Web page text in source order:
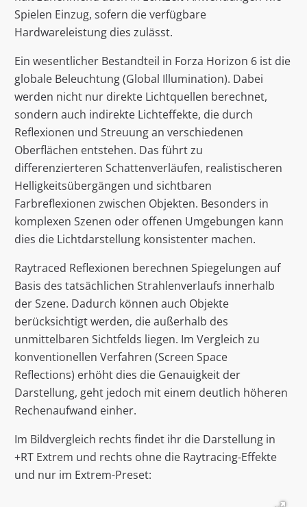
Spielen Einzug, sofern die verfügbare
Hardwareleistung dies zulässt.
Ein wesentlicher Bestandteil in Forza Horizon 6 ist die
globale Beleuchtung (Global Illumination). Dabei
werden nicht nur direkte Lichtquellen berechnet,
sondern auch indirekte Lichteffekte, die durch
Reflexionen und Streuung an verschiedenen
Oberflächen entstehen. Das führt zu
differenzierteren Schattenverläufen, realistischeren
Helligkeitsübergängen und sichtbaren
Farbreflexionen zwischen Objekten. Besonders in
komplexen Szenen oder offenen Umgebungen kann
dies die Lichtdarstellung konsistenter machen.
Raytraced Reflexionen berechnen Spiegelungen auf
Basis des tatsächlichen Strahlenverlaufs innerhalb
der Szene. Dadurch können auch Objekte
berücksichtigt werden, die außerhalb des
unmittelbaren Sichtfelds liegen. Im Vergleich zu
konventionellen Verfahren (Screen Space
Reflections) erhöht dies die Genauigkeit der
Darstellung, geht jedoch mit einem deutlich höheren
Rechenaufwand einher.
Im Bildvergleich rechts findet ihr die Darstellung in
+RT Extrem und rechts ohne die Raytracing-Effekte
und nur im Extrem-Preset: